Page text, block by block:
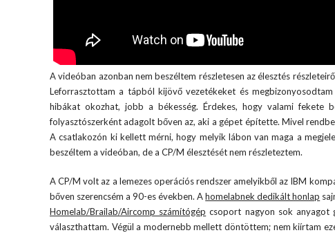
A videóban azonban nem beszéltem részletesen az élesztés
Leforrasztottam a tápból kijövő vezetékeket és
hibákat okozhat, jobb a békesség. Érdekes, hogy valami
folyasztószerként adagolt bőven az, aki a gépet építette. Mivel
A csatlakozón ki kellett mérni, hogy melyik lábon van maga a
beszéltem a videóban, de a CP/M élesztését nem részleteztem.
A CP/M volt az a lemezes operációs rendszer amelyikből az IBM
bőven szerencsém a 90-es években. Ahomelabnek dedikált honlap
Homelab/Brailab/Aircomp számítógép csoport nagyon sok
választhattam. Végül a modernebb mellett döntöttem; nem kiírtam